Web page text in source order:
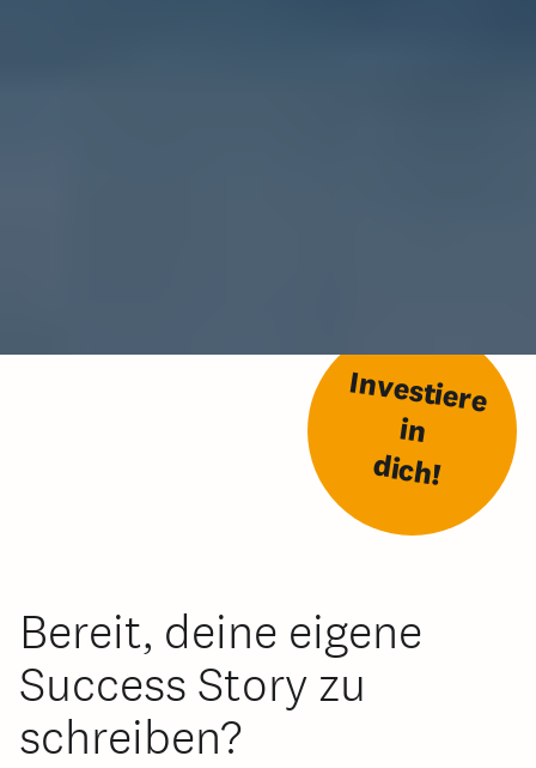
Investiere
in
dich!
Bereit, deine eigene
Success Story zu
schreiben?